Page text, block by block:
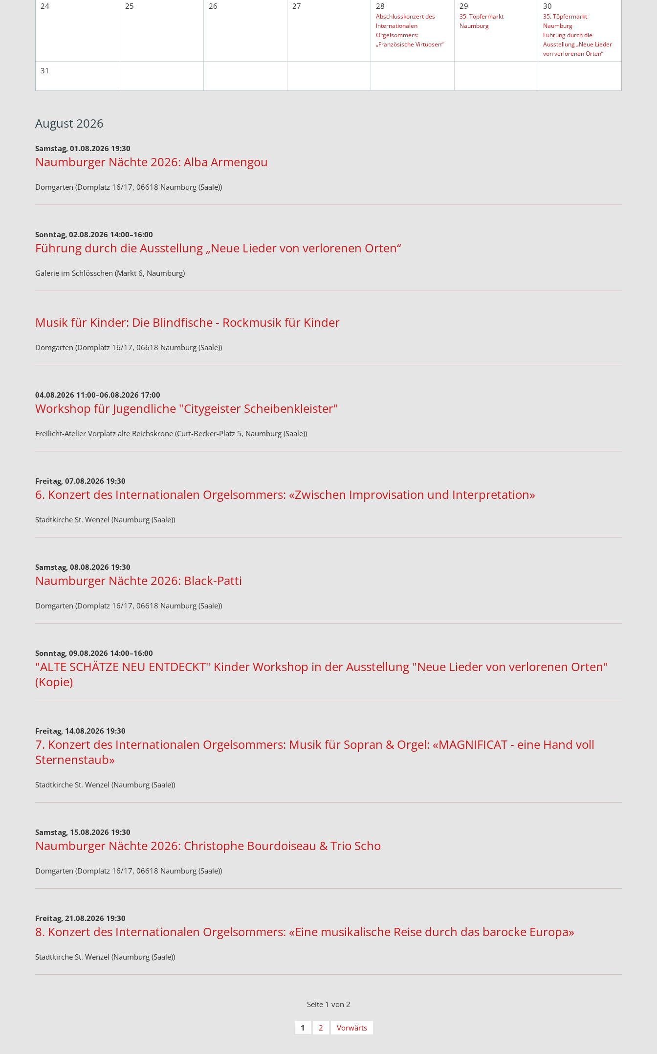
24 25 26 27 28
Abschlusskonzert des
Internationalen
Orgelsommers:
„Französische Virtuosen“
29
35. Töpfermarkt
Naumburg
30
35. Töpfermarkt
Naumburg
Führung durch die
Ausstellung „Neue Lieder
von verlorenen Orten“
31
August 2026
Samstag, 01.08.2026 19:30
Naumburger Nächte 2026: Alba Armengou
Domgarten (Domplatz 16/17, 06618 Naumburg (Saale))
Sonntag, 02.08.2026 14:00–16:00
Führung durch die Ausstellung „Neue Lieder von verlorenen Orten“
Galerie im Schlösschen (Markt 6, Naumburg)
Musik für Kinder: Die Blindfische - Rockmusik für Kinder
Domgarten (Domplatz 16/17, 06618 Naumburg (Saale))
04.08.2026 11:00–06.08.2026 17:00
Workshop für Jugendliche "Citygeister Scheibenkleister"
Freilicht-Atelier Vorplatz alte Reichskrone (Curt-Becker-Platz 5, Naumburg (Saale))
Freitag, 07.08.2026 19:30
6. Konzert des Internationalen Orgelsommers: «Zwischen Improvisation und Interpretation»
Stadtkirche St. Wenzel (Naumburg (Saale))
Samstag, 08.08.2026 19:30
Naumburger Nächte 2026: Black-Patti
Domgarten (Domplatz 16/17, 06618 Naumburg (Saale))
Sonntag, 09.08.2026 14:00–16:00
"ALTE SCHÄTZE NEU ENTDECKT" Kinder Workshop in der Ausstellung "Neue Lieder von verlorenen Orten"
(Kopie)
Freitag, 14.08.2026 19:30
7. Konzert des Internationalen Orgelsommers: Musik für Sopran & Orgel: «MAGNIFICAT - eine Hand voll
Sternenstaub»
Stadtkirche St. Wenzel (Naumburg (Saale))
Samstag, 15.08.2026 19:30
Naumburger Nächte 2026: Christophe Bourdoiseau & Trio Scho
Domgarten (Domplatz 16/17, 06618 Naumburg (Saale))
Freitag, 21.08.2026 19:30
8. Konzert des Internationalen Orgelsommers: «Eine musikalische Reise durch das barocke Europa»
Stadtkirche St. Wenzel (Naumburg (Saale))
Seite 1 von 2
1 2 Vorwärts